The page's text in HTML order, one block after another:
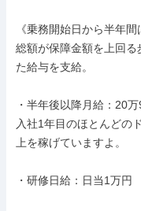
《乗務開始日から半年
総額が保障金額を上回
た給与を支給。
・半年後以降月給：20
入社1年目のほとんどの
上を稼げていますよ。
・研修日給：日当1万円